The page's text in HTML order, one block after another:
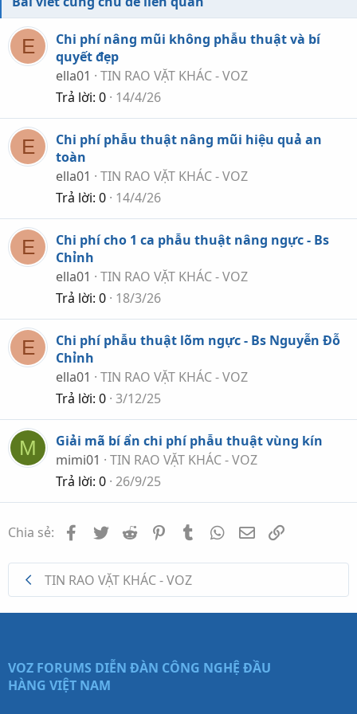
E
Chi phí nâng mũi không phẫu thuật và bí
quyết đẹp
ella01
TIN RAO VẶT KHÁC - VOZ
Trả lời 0 14/4/26
E
Chi phí phẫu thuật nâng mũi hiệu quả an
toàn
ella01
TIN RAO VẶT KHÁC - VOZ
Trả lời 0 14/4/26
E
Chi phí cho 1 ca phẫu thuật nâng ngực - Bs
Chỉnh
ella01
TIN RAO VẶT KHÁC - VOZ
Trả lời 0 18/3/26
E
Chi phí phẫu thuật lõm ngực - Bs Nguyễn Đỗ
Chỉnh
ella01
TIN RAO VẶT KHÁC - VOZ
Trả lời 0 3/12/25
M
Giải mã bí ẩn chi phí phẫu thuật vùng kín
mimi01
TIN RAO VẶT KHÁC - VOZ
Trả lời 0 26/9/25
Chia sẻ: Facebook
TwitterReddit PinterestTumblrWhatsApp
Email
TIN RAO VẶT KHÁC - VOZ
VOZ FORUMS DIỄN ĐÀN CÔNG NGHỆ ĐẦU
HÀNG VIỆT NAM